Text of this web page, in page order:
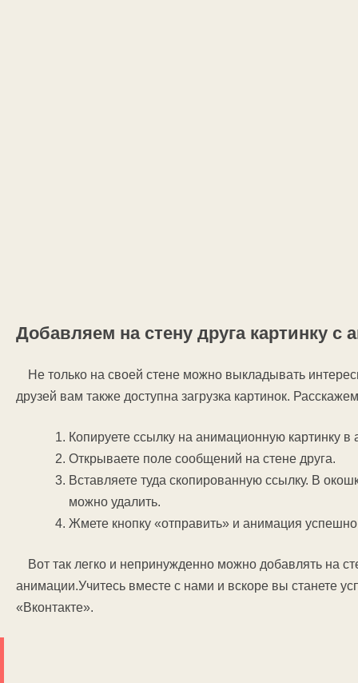
Добавляем на стену друга картинку с
Не только на своей стене можно выкладывать
друзей вам также доступна загрузка картинок.
Копируете ссылку на анимационную картинку в
Открываете поле сообщений на стене друга.
Вставляете туда скопированную ссылку. В
можно удалить.
Жмете кнопку «отправить» и анимация
Вот так легко и непринужденно можно добавлять на
анимации.Учитесь вместе с нами и вскоре вы станете
«Вконтакте».